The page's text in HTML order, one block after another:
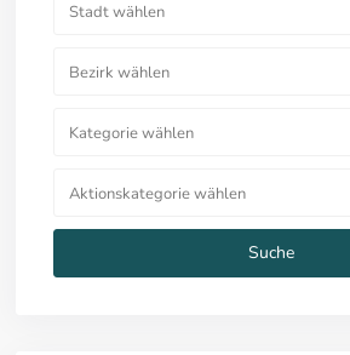
Stadt wählen
Bezirk wählen
Kategorie wählen
Aktionskategorie wählen
Suche